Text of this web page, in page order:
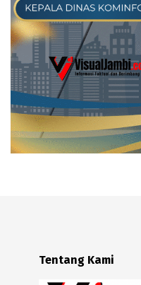
Tentang Kami